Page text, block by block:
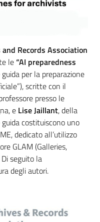
Records Association
le“AI preparedness
guida per la preparazione
scritte con il
presso le
e Lise Jaillant, della
costituiscono uno
dedicato all’utilizzo
GLAM (Galleries,
seguito la
degli autori.